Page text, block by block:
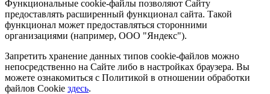
Функциональные cookie-файлы позволяют Сайту
предоставлять расширенный функционал сайта. Такой
функционал может предоставляться сторонними
организациями (например, ООО "Яндекс").
Запретить хранение данных типов cookie-файлов можно
непосредственно на Сайте либо в настройках браузера. Вы
можете ознакомиться с Политикой в отношении обработки
файлов Cookie здесь.